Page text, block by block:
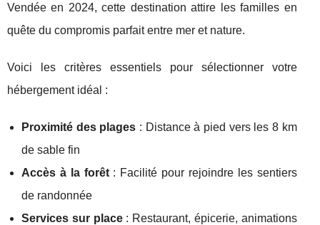
Vendée en 2024, cette destination attire les familles en
quête du compromis parfait entre mer et nature.
Voici les critères essentiels pour sélectionner votre
hébergement idéal :
Proximité des plages : Distance à pied vers les 8 km
de sable fin
Accès à la forêt: Facilité pour rejoindre les sentiers
de randonnée
Services sur place: Restaurant, épicerie, animations